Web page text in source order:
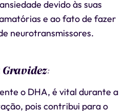
devido às suas
e ao fato de fazer
neurotransmissores.
:
o DHA, é vital durante a
pois contribui para o